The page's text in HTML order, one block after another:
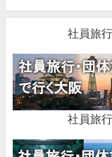
社員旅
社員旅